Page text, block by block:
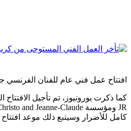
افتتاح عمل فني عام للفنان الفرنسي
JR ومؤسسة Christo and Jeanne-Claude وAmicale des Ponts de Paris،
كامل للأضرار وسيتبع ذلك موعد افتتاح